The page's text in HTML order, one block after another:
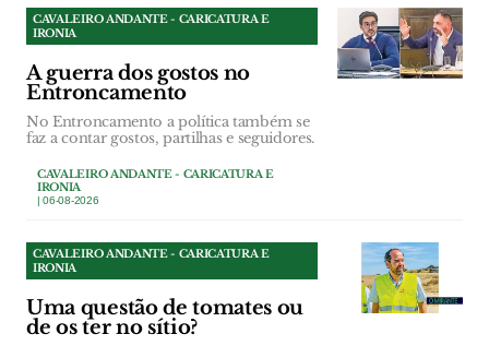
CAVALEIRO ANDANTE - CARICATURA E
IRONIA
A guerra dos gostos no
Entroncamento
No Entroncamento a política também se
faz a contar gostos, partilhas e seguidores.
CAVALEIRO ANDANTE - CARICATURA E
IRONIA
| 06-08-2026
CAVALEIRO ANDANTE - CARICATURA E
IRONIA
Uma questão de tomates ou
de os ter no sítio?